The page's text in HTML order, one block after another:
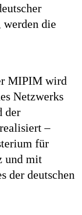
die
MIPIM wird
Netzwerks
der
–
für
und mit
der deutschen